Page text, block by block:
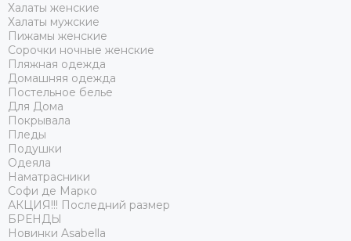
Халаты женские
Халаты мужские
Пижамы женские
Сорочки ночные женские
Пляжная одежда
Домашняя одежда
Постельное белье
Для Дома
Покрывала
Пледы
Подушки
Одеяла
Наматрасники
Софи де Марко
АКЦИЯ!!! Последний размер
БРЕНДЫ
Новинки Asabella